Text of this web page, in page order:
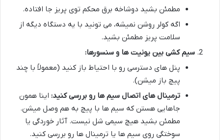
مطمئن بشید دوشاخه برق محکم توی پریز جا افتاده.
اگه کولر روشن نمیشه، می تونید با یه دستگاه دیگه از
سلامت پریز مطمئن بشید.
سیم کشی بین یونیت ها و سنسورها:
پنل های دسترسی رو با احتیاط باز کنید (معمولاً با چند
پیچ باز میشن).
ترمینال های اتصال سیم ها رو بررسی کنید: اینا همون
جاهایی هستن که سیم ها با پیچ به هم وصل میشن.
مطمئن بشید هیچ سیمی شل نیست. آثار خوردگی یا
سوختگی روی سیم ها یا ترمینال ها رو بررسی کنید.